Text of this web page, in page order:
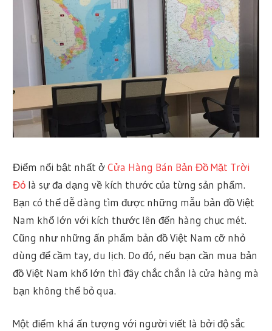
Điểm nổi bật nhất ởCửa Hàng Bán Bản Đồ Mặt Trời
Đỏ là sự đa dạng về kích thước của từng sản phẩm.
Bạn có thể dễ dàng tìm được những mẫu bản đồ Việt
Nam khổ lớn với kích thước lên đến hàng chục mét.
Cũng như những ấn phẩm bản đồ Việt Nam cỡ nhỏ
dùng để cầm tay, du lịch. Do đó, nếu bạn cần mua bản
đồ Việt Nam khổ lớn thì đây chắc chắn là cửa hàng mà
bạn không thể bỏ qua.
Một điểm khá ấn tượng với người viết là bởi độ sắc